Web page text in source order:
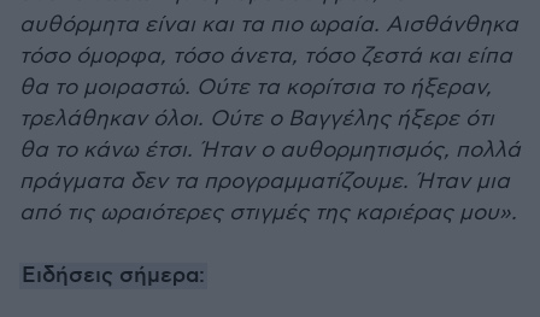
αυθόρμητα είναι και τα πιο ωραία. Αισθάνθηκα
τόσο όμορφα, τόσο άνετα, τόσο ζεστά και είπα
θα το μοιραστώ. Ούτε τα κορίτσια το ήξεραν,
τρελάθηκαν όλοι. Ούτε ο Βαγγέλης ήξερε ότι
θα το κάνω έτσι. Ήταν ο αυθορμητισμός, πολλά
πράγματα δεν τα προγραμματίζουμε. Ήταν μια
από τις ωραιότερες στιγμές της καριέρας μου».
Ειδήσεις σήμερα: